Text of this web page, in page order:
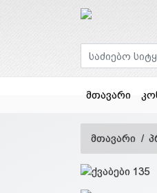
მთავარი
მთავარი